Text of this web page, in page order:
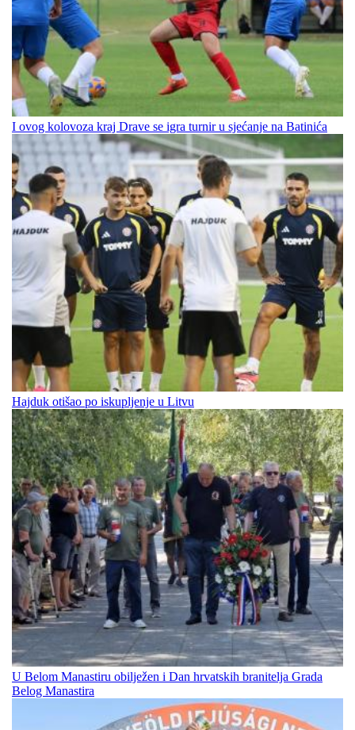
I ovog kolovoza kraj Drave se igra turnir u sjećanje na Batinića
Hajduk otišao po iskupljenje u Litvu
U Belom Manastiru obilježen i Dan hrvatskih branitelja Grada
Belog Manastira